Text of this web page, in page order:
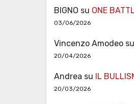
BIGNO su ONE
03/06/2026
Vincenzo Amodeosu
20/04/2026
Andrea su IL
20/03/2026